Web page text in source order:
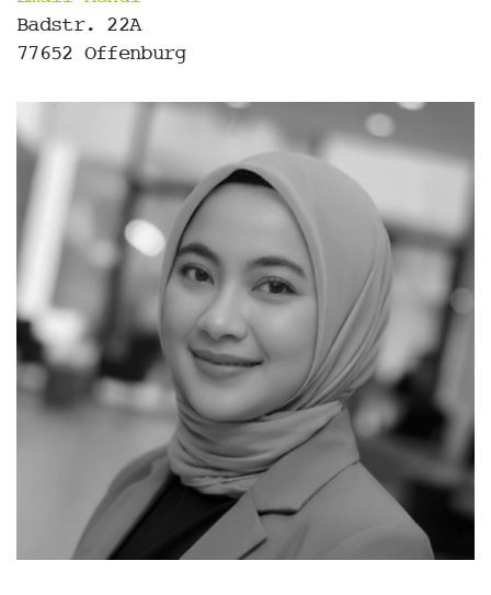
Badstr. 22A
77652 Offenburg